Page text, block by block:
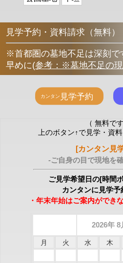
見学予約・資料請求（無料）
※首都圏の墓地不足は深刻で
早めに(参考：※墓地不足の現
（ 無料です
上のボタン↑で見学・資
[カンタン見
-ご自身の目で現地を
ご見学希望日の[時間
カンタンに見学予
・年末年始はご案内ができ
2026年 8
月 火 水 木